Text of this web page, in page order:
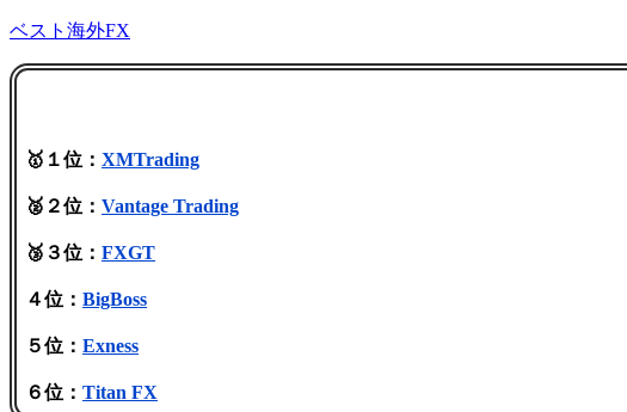
ベスト海外FX
🥇１位： XMTrading
🥈２位： Vantage Trading
🥉３位： FXGT
４位： BigBoss
５位： Exness
６位： Titan FX